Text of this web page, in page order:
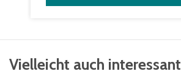
Vielleicht auch interessant